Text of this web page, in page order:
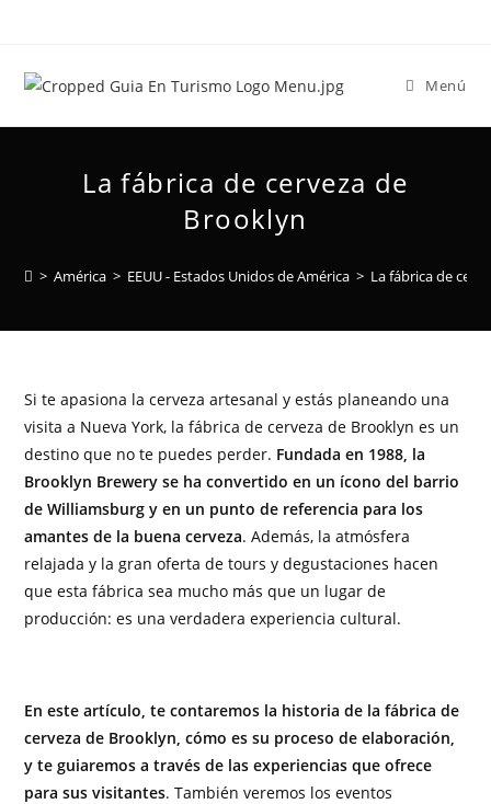
Menú
La fábrica de cerveza de
Brooklyn
> América > EEUU - Estados Unidos de América > La fábrica de
Si te apasiona la cerveza artesanal y estás planeando una
visita a Nueva York, la fábrica de cerveza de Brooklyn es un
destino que no te puedes perder. Fundada en 1988, la
Brooklyn Brewery se ha convertido en un ícono del barrio
de Williamsburg y en un punto de referencia para los
amantes de la buena cerveza. Además, la atmósfera
relajada y la gran oferta de tours y degustaciones hacen
que esta fábrica sea mucho más que un lugar de
producción: es una verdadera experiencia cultural.
En este artículo, te contaremos la historia de la fábrica de
cerveza de Brooklyn, cómo es su proceso de elaboración,
y te guiaremos a través de las experiencias que ofrece
para sus visitantes. También veremos los eventos